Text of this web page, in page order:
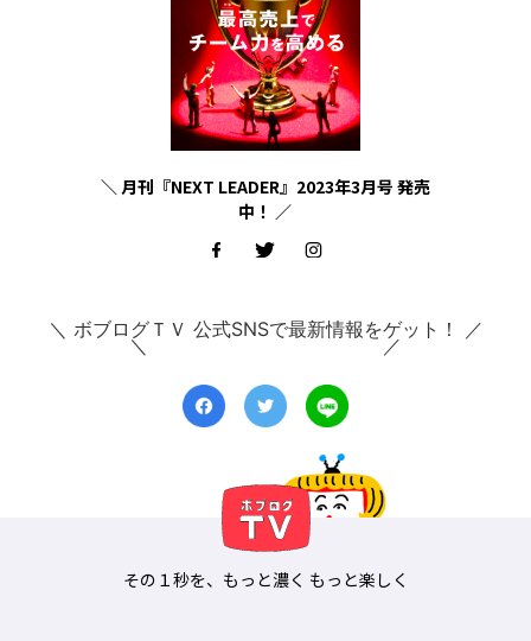
＼ 月刊『NEXT LEADER』2023年3月号 発売
中！ ／
＼ ボブログＴＶ 公式SNSで最新情報をゲット！ ／
その１秒を、もっと濃く もっと楽しく